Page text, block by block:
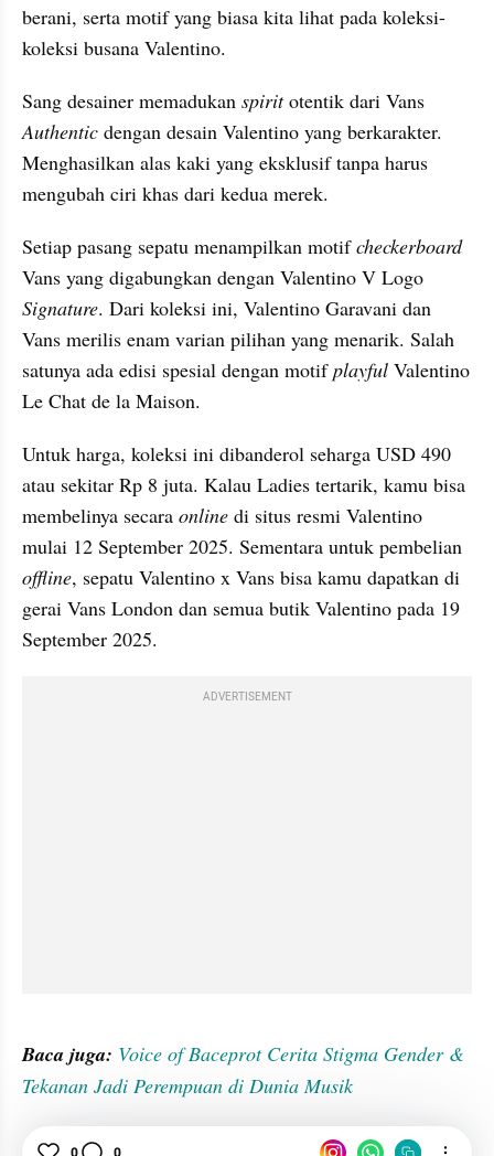
berani, serta motif yang biasa kita lihat pada koleksi-
koleksi busana Valentino.
Sang desainer memadukan spirit
Authentic dengan desain Valentino yang berkarakter.
Menghasilkan alas kaki yang eksklusif tanpa harus
mengubah ciri khas dari kedua merek.
Setiap pasang sepatu menampilkan motif
checkerboard
Signature. Dari koleksi ini, Valentino Garavani dan
Vans merilis enam varian pilihan yang menarik. Salah
satunya ada edisi spesial dengan motif playful Valentino
Le Chat de la Maison.
Untuk harga, koleksi ini dibanderol seharga USD 490
atau sekitar Rp 8 juta. Kalau Ladies tertarik, kamu bisa
membelinya secara online di situs resmi Valentino
offline, sepatu Valentino x Vans bisa kamu dapatkan di
gerai Vans London dan semua butik Valentino pada 19
September 2025.
ADVERTISEMENT
Baca juga: Voice of Baceprot Cerita Stigma Gender &
Tekanan Jadi Perempuan di Dunia Musik